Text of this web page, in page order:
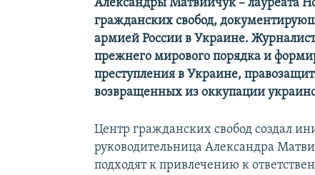
Александры Матвийчук – лауреата
гражданских свобод,
армией России в Украине.
прежнего мирового порядка и
преступления в Украине,
возвращенных из оккупации
Центр гражданских свобод создал
руководительница Александра
подходят к привлечению к